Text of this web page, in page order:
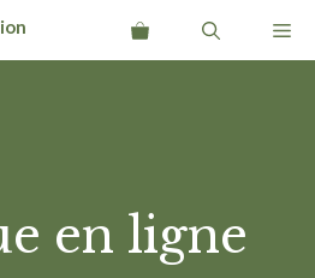
en ligne